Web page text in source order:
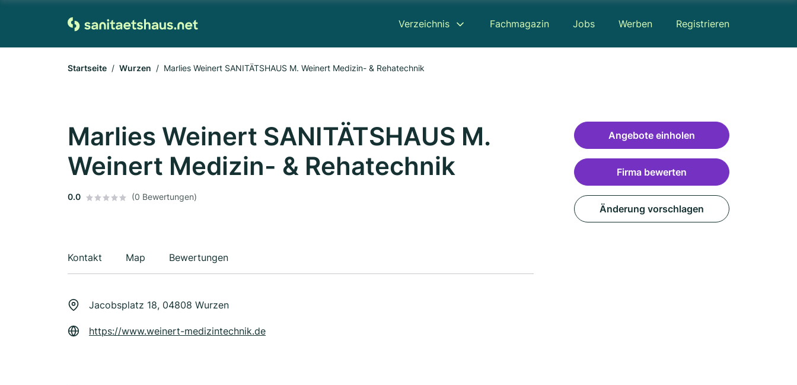
Verzeichnis Fachmagazin Jobs Werben Registrieren
Startseite Wurzen Marlies Weinert SANITÄTSHAUS M. Weinert Medizin- & Rehatechnik
Marlies Weinert SANITÄTSHAUS M.
Weinert Medizin- & Rehatechnik
0.0 (0 Bewertungen)
Kontakt Map Bewertungen
Jacobsplatz 18, 04808 Wurzen
https://www.weinert-medizintechnik.de
Angebote einholen
Firma bewerten
Änderung vorschlagen